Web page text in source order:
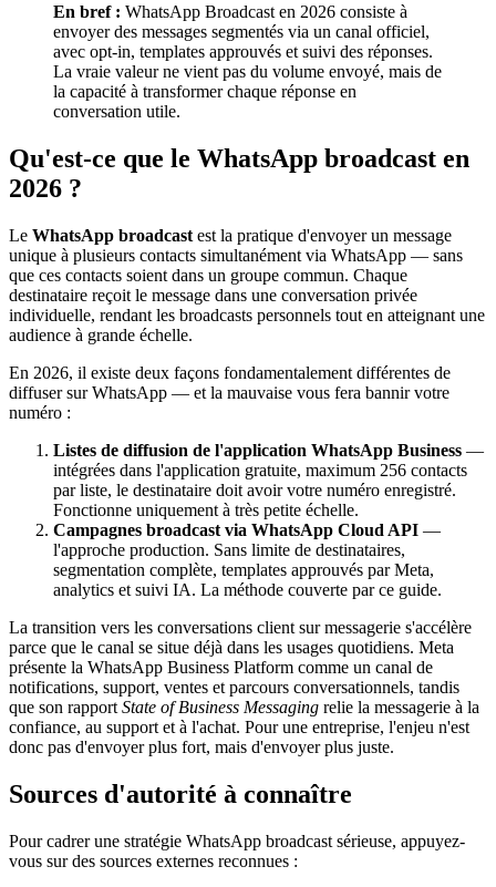
En bref : WhatsApp Broadcast en 2026 consiste à
envoyer des messages segmentés via un canal officiel,
avec opt-in, templates approuvés et suivi des réponses.
La vraie valeur ne vient pas du volume envoyé, mais de
la capacité à transformer chaque réponse en
conversation utile.
Qu'est-ce que le WhatsApp broadcast en
2026 ?
Le WhatsApp broadcast est la pratique d'envoyer un message
unique à plusieurs contacts simultanément via WhatsApp — sans
que ces contacts soient dans un groupe commun. Chaque
destinataire reçoit le message dans une conversation privée
individuelle, rendant les broadcasts personnels tout en atteignant une
audience à grande échelle.
En 2026, il existe deux façons fondamentalement différentes de
diffuser sur WhatsApp — et la mauvaise vous fera bannir votre
numéro :
Listes de diffusion de l'application WhatsApp Business —
intégrées dans l'application gratuite, maximum 256 contacts
par liste, le destinataire doit avoir votre numéro enregistré.
Fonctionne uniquement à très petite échelle.
Campagnes broadcast via WhatsApp Cloud API —
l'approche production. Sans limite de destinataires,
segmentation complète, templates approuvés par Meta,
analytics et suivi IA. La méthode couverte par ce guide.
La transition vers les conversations client sur messagerie s'accélère
parce que le canal se situe déjà dans les usages quotidiens. Meta
présente la WhatsApp Business Platform comme un canal de
notifications, support, ventes et parcours conversationnels, tandis
que son rapport State of Business Messaging relie la messagerie à la
confiance, au support et à l'achat. Pour une entreprise, l'enjeu n'est
donc pas d'envoyer plus fort, mais d'envoyer plus juste.
Sources d'autorité à connaître
Pour cadrer une stratégie WhatsApp broadcast sérieuse, appuyez-
vous sur des sources externes reconnues :